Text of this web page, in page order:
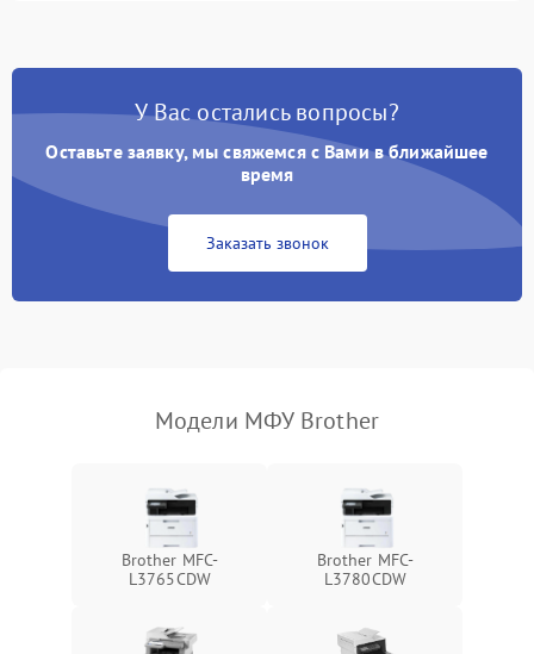
У Вас остались вопросы?
Оставьте заявку, мы свяжемся с Вами в ближайшее
время
Заказать звонок
Модели МФУ Brother
Brother MFC-
L3765CDW
Brother MFC-
L3780CDW